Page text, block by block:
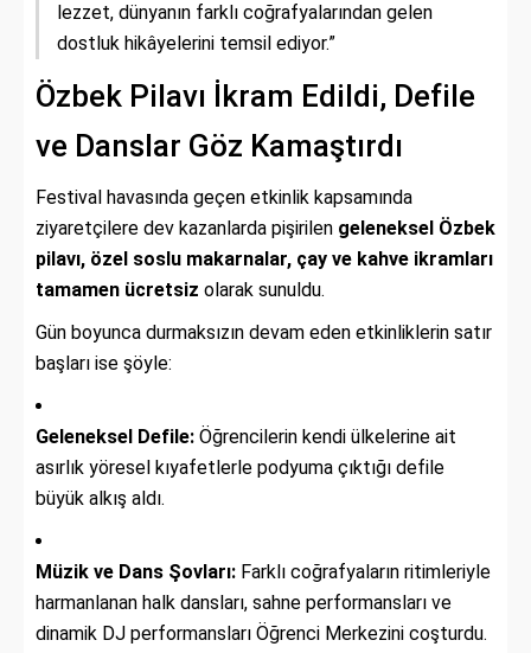
lezzet, dünyanın farklı coğrafyalarından gelen
dostluk hikâyelerini temsil ediyor.”
Özbek Pilavı İkram Edildi, Defile
ve Danslar Göz Kamaştırdı
Festival havasında geçen etkinlik kapsamında
ziyaretçilere dev kazanlarda pişirilen geleneksel Özbek
pilavı, özel soslu makarnalar, çay ve kahve ikramları
tamamen ücretsiz olarak sunuldu.
Gün boyunca durmaksızın devam eden etkinliklerin satır
başları ise şöyle:
Geleneksel Defile: Öğrencilerin kendi ülkelerine ait
asırlık yöresel kıyafetlerle podyuma çıktığı defile
büyük alkış aldı.
Müzik ve Dans Şovları: Farklı coğrafyaların ritimleriyle
harmanlanan halk dansları, sahne performansları ve
dinamik DJ performansları Öğrenci Merkezini coşturdu.